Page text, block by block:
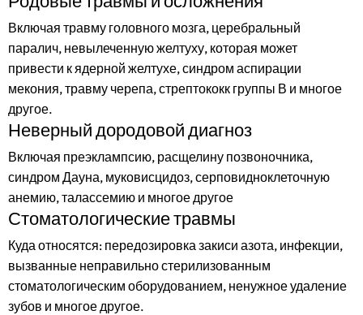
Включая травму головного мозга, церебральный
паралич, невылеченную желтуху, которая может
привести к ядерной желтухе, синдром аспирации
мекония, травму черепа, стрептококк группы В и многое
другое.
Неверный дородовой диагноз
Включая преэклампсию, расщелину позвоночника,
синдром Дауна, муковисцидоз, серповидноклеточную
анемию, талассемию и многое другое
Стоматологические травмы
Куда относятся: передозировка закиси азота, инфекции,
вызванные неправильно стерилизованным
стоматологическим оборудованием, ненужное удаление
зубов и многое другое.